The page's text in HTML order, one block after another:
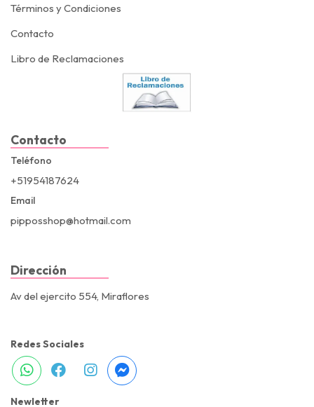
Términos y Condiciones
Contacto
Libro de Reclamaciones
Contacto
Teléfono
+51954187624
Email
pipposshop@hotmail.com
Dirección
Av del ejercito 554, Miraflores
Redes Sociales
Newletter